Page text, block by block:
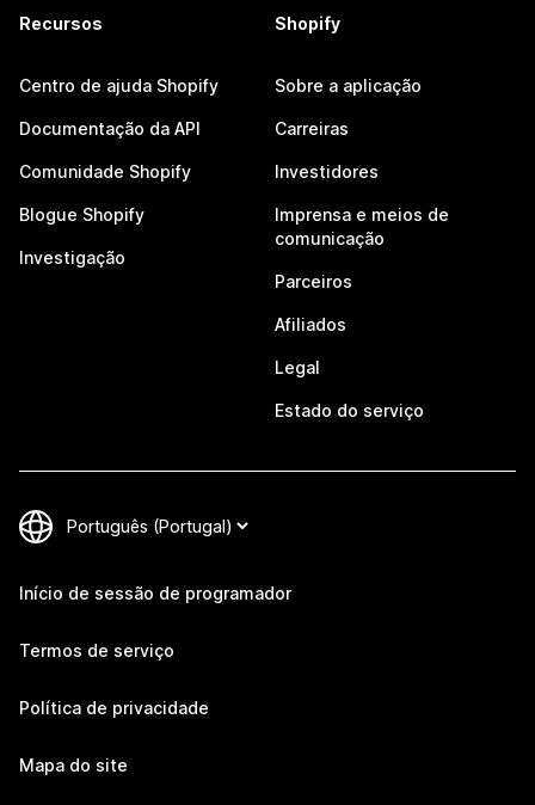
Recursos
Centro de ajuda Shopify
Documentação da API
Comunidade Shopify
Blogue Shopify
Investigação
Shopify
Sobre a aplicação
Carreiras
Investidores
Imprensa e meios de
comunicação
Parceiros
Afiliados
Legal
Estado do serviço
Início de sessão de programador
Termos de serviço
Política de privacidade
Mapa do site